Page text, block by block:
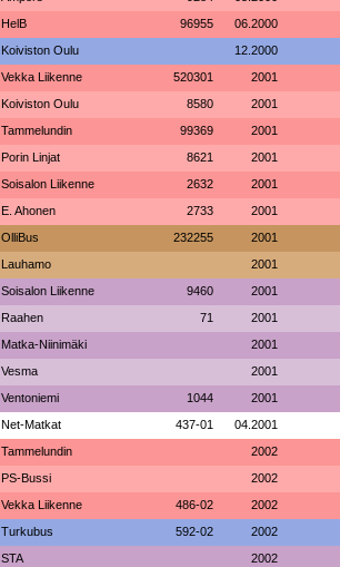
HelB 96955 06.2000
Koiviston Oulu 12.2000
Vekka Liikenne 520301 2001
Koiviston Oulu 8580 2001
Tammelundin 99369 2001
Porin Linjat 8621 2001
Soisalon Liikenne 2632 2001
E. Ahonen 2733 2001
OlliBus 232255 2001
Lauhamo 2001
Soisalon Liikenne 9460 2001
Raahen 71 2001
Matka-Niinimäki 2001
Vesma 2001
Ventoniemi 1044 2001
Net-Matkat 437-01 04.2001
Tammelundin 2002
PS-Bussi 2002
Vekka Liikenne 486-02 2002
Turkubus 592-02 2002
STA 2002